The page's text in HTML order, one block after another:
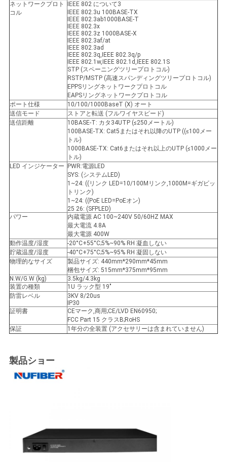
求
地
イ
バ
シ
ー
ポ
リ
ー
ネットワークプロト
コル
IEEE 802 について3
IEEE 802.3u 100BASE-TX
IEEE 802.3ab1000BASE-T
IEEE 802.3x
IEEE 802.3z 1000BASE-X
IEEE 802.3af/at
IEEE 802.3ad
IEEE 802.3q,IEEE 802.3q/p
IEEE 802.1w,IEEE 802.1d,IEEE 802.1S
STP (スペーニングツリープロトコル)
RSTP/MSTP (高速スパンディングツリープロトコル)
EPPSリングネットワークプロトコル
EAPSリングネットワークプロトコル
ポート仕様
10/100/1000BaseT (X) オート
送信モード
ストアと転送 (フルワイヤスピード)
送信距離
10BASE-T: カタ34UTP (≤250メートル)
100BASE-TX: Cat5またはそれ以降のUTP ((≤100メー
トル)
1000BASE-TX: Cat6またはそれ以上のUTP (≤1000メー
トル)
LED インジケーター
PWR:電源LED
SYS: (システムLED)
1~24: ((リンク LED=10/100Mリンク,1000M=ギガビッ
トリンク)
1~24: ((PoE LED=PoEオン)
25 26: (SFPLED)
パワー
内蔵電源 AC 100~240V 50/60HZ MAX
最大電流 4.8A
最大電源 400W
動作温度/湿度
-20°C+55°C;5%~90% RH 凝血しない
貯蔵温度/湿度
-40°C+75°C;5%~95% RH 凝固しない
物理的なサイズ
製品サイズ: 440mm*290mm*45mm
梱包サイズ: 515mm*375mm*95mm
N.W/G.W (kg)
3.5kg/4.3kg
装置の種類
1U ラック型 19"
防雷レベル
3KV 8/20us
IP30
証明書
CEマーク,商用;CE/LVD EN60950;
FCC Part 15 クラスB;RoHS
保証
1年分の全装置 (アクセサリーは含まれていません)
製品ショー